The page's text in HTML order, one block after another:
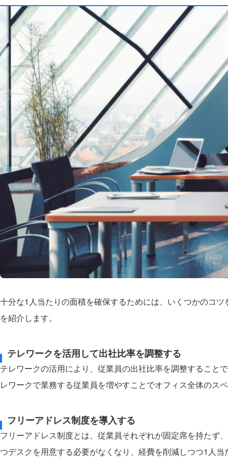
十分な1人当たりの面積を確保するためには、いくつかのコ
を紹介します。
テレワークを活用して出社比率を調整する
テレワークの活用により、従業員の出社比率を調整すること
レワークで業務する従業員を増やすことでオフィス全体のス
フリーアドレス制度を導入する
フリーアドレス制度とは、従業員それぞれが固定席を持たず
つデスクを用意する必要がなくなり、経費を削減しつつ1人